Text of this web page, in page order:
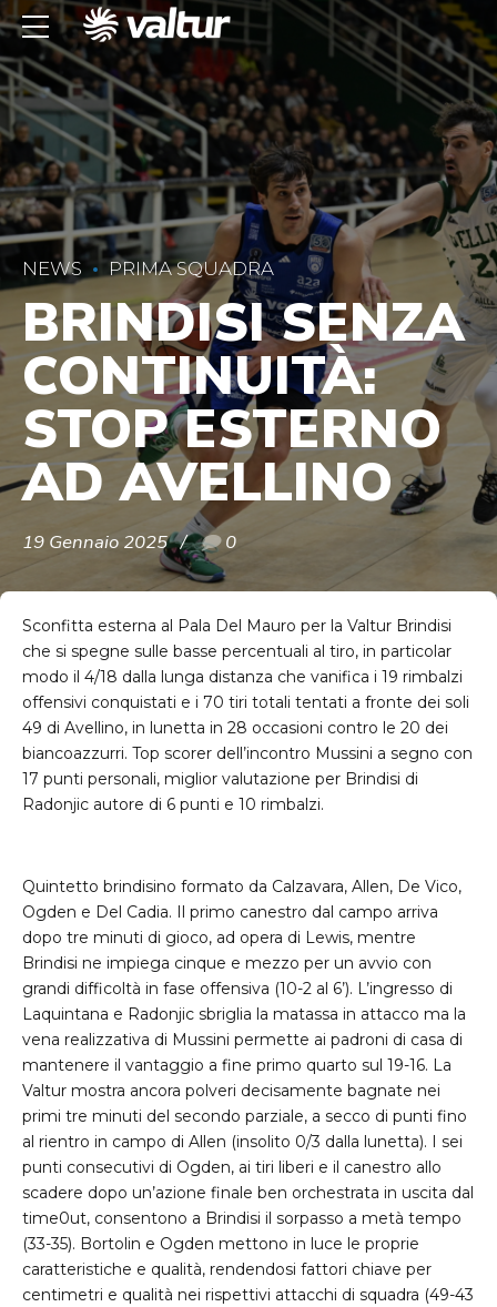
NEWS PRIMA SQUADRA
BRINDISI SENZA
CONTINUITÀ:
STOP ESTERNO
AD AVELLINO
19 Gennaio 2025 0
Sconfitta esterna al Pala Del Mauro per la Valtur Brindisi
che si spegne sulle basse percentuali al tiro, in particolar
modo il 4/18 dalla lunga distanza che vanifica i 19 rimbalzi
offensivi conquistati e i 70 tiri totali tentati a fronte dei soli
49 di Avellino, in lunetta in 28 occasioni contro le 20 dei
biancoazzurri. Top scorer dell’incontro Mussini a segno con
17 punti personali, miglior valutazione per Brindisi di
Radonjic autore di 6 punti e 10 rimbalzi.
Quintetto brindisino formato da Calzavara, Allen, De Vico,
Ogden e Del Cadia. Il primo canestro dal campo arriva
dopo tre minuti di gioco, ad opera di Lewis, mentre
Brindisi ne impiega cinque e mezzo per un avvio con
grandi difficoltà in fase offensiva (10-2 al 6’). L’ingresso di
Laquintana e Radonjic sbriglia la matassa in attacco ma la
vena realizzativa di Mussini permette ai padroni di casa di
mantenere il vantaggio a fine primo quarto sul 19-16. La
Valtur mostra ancora polveri decisamente bagnate nei
primi tre minuti del secondo parziale, a secco di punti fino
al rientro in campo di Allen (insolito 0/3 dalla lunetta). I sei
punti consecutivi di Ogden, ai tiri liberi e il canestro allo
scadere dopo un’azione finale ben orchestrata in uscita dal
time0ut, consentono a Brindisi il sorpasso a metà tempo
(33-35). Bortolin e Ogden mettono in luce le proprie
caratteristiche e qualità, rendendosi fattori chiave per
centimetri e qualità nei rispettivi attacchi di squadra (49-43